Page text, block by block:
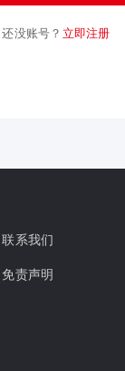
还没账号？ 立即注册
联系我们
免责声明